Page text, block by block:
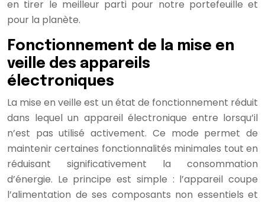
en tirer le meilleur parti pour notre portefeuille et
pour la planète.
Fonctionnement de la mise en
veille des appareils
électroniques
La mise en veille est un état de fonctionnement réduit
dans lequel un appareil électronique entre lorsqu’il
n’est pas utilisé activement. Ce mode permet de
maintenir certaines fonctionnalités minimales tout en
réduisant significativement la consommation
d’énergie. Le principe est simple : l’appareil coupe
l’alimentation de ses composants non essentiels et